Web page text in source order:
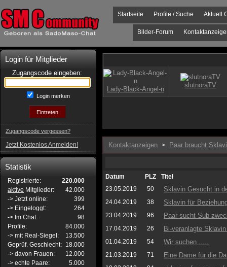
Aktuell
Profile / Suche
Startseite
Bilder-Forum
Login für Mitglieder
Zugangscode eingeben:
Login merken
Zugangscode vergessen?
Jetzt Kostenlos Anmelden!
Statistik
Registrierte:
220.000
aktive Mitglieder:
42.000
-> Jetzt online:
399
-> Eingeloggt:
264
-> Im Chat:
98
Profile:
84.000
-> mit Real-Siegel:
13.500
Geprüf. Geschlecht: 18.000
-> davon Frauen:
12.000
-> echte Paare:
5.000
Kontaktanzeigen > Paar braucht
Datum PLZ
Titel
23.05.2019
50 Sklavin Gesucht in
24.04.2019 38 Sklavin für
23.04.2019 96 Paar sucht Sub
17.04.2019 26 Bi-veranlagte
01.04.2019 54 Wir suchen .....
21.03.2019 71 Eine Dame für die